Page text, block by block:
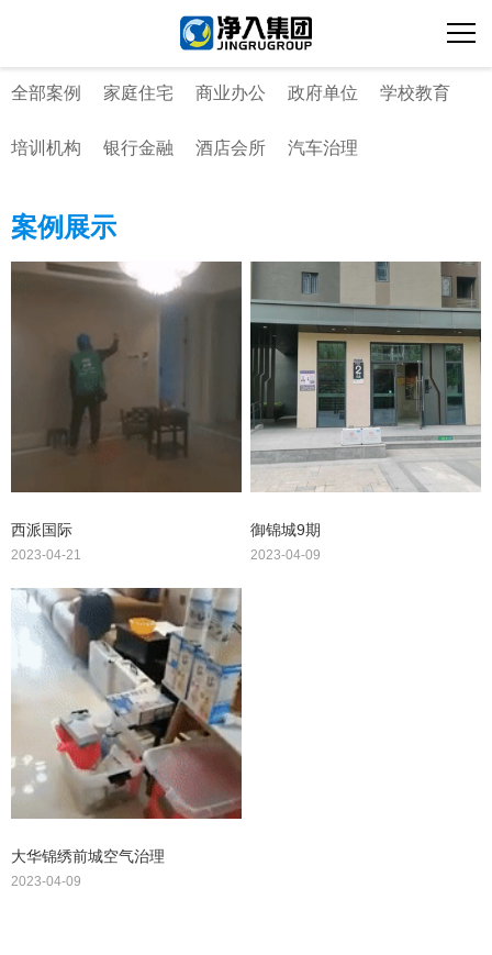
全部案例 家庭住宅 商业办公 政府单位 学校教育
培训机构 银行金融 酒店会所 汽车治理
案例展示
西派国际
2023-04-21
御锦城9期
2023-04-09
大华锦绣前城空气治理
2023-04-09